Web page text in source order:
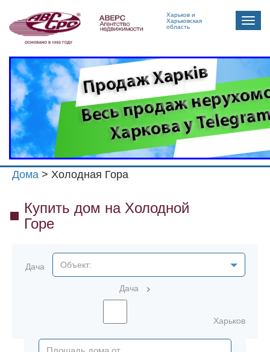
Харьков и
Харьковская
область
Toggle
Дома > Холодная Гора
Купить дом на Холодной
Горе
Дача Объект:
Дача >
Харьков